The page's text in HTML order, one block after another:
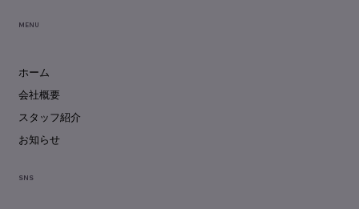
SNS
ホーム
会社概要
スタッフ紹介
お知らせ
MENU